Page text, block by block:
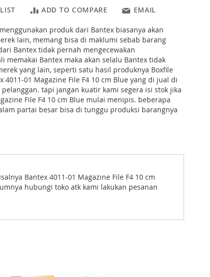
ADD TO COMPARE EMAIL
produk dari Bantex biasanya akan
lain, memang bisa di maklumi sebab barang
Bantex tidak pernah mengecewakan
memakai Bantex maka akan selalu Bantex tidak
yang lain, seperti satu hasil produknya Boxfile
4011-01 Magazine File F4 10 cm Blue yang di jual di
tapi jangan kuatir kami segera isi stok jika
File F4 10 cm Blue mulai menipis. beberapa
partai besar bisa di tunggu produksi barangnya
Bantex 4011-01 Magazine File F4 10 cm
hubungi toko atk kami lakukan pesanan